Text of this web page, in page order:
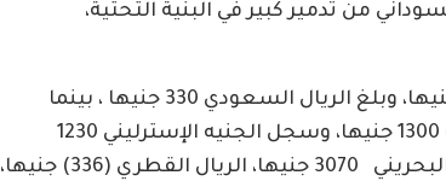
من تدمير كبير في البنية التحتية،
1250 جنيها، وبلغ الريال السعودي 330 جنيها ، بينما
سجل الدرهم الدرهم الاماراتي 338 جنيها ، وبلغ اليورو 1300 جنيها، وسجل الجنيه الإسترليني 1230
جنيها، وبلغ الجنية المصري 25 جنيها، وسجل الدينار البحريني 3070 جنيها، الريال القطري (336) جنيها،